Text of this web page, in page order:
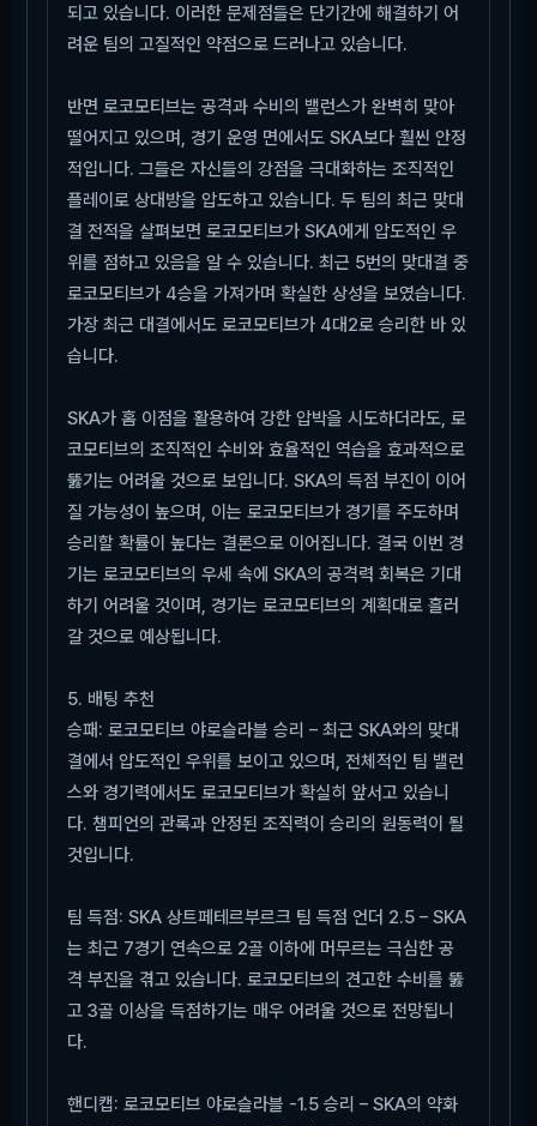
되고 있습니다. 이러한 문제점들은 단기간에 해결하기 어
려운 팀의 고질적인 약점으로 드러나고 있습니다.
반면 로코모티브는 공격과 수비의 밸런스가 완벽히 맞아
떨어지고 있으며, 경기 운영 면에서도 SKA보다 훨씬 안정
적입니다. 그들은 자신들의 강점을 극대화하는 조직적인
플레이로 상대방을 압도하고 있습니다. 두 팀의 최근 맞대
결 전적을 살펴보면 로코모티브가 SKA에게 압도적인 우
위를 점하고 있음을 알 수 있습니다. 최근 5번의 맞대결 중
로코모티브가 4승을 가져가며 확실한 상성을 보였습니다.
가장 최근 대결에서도 로코모티브가 4대2로 승리한 바 있
습니다.
SKA가 홈 이점을 활용하여 강한 압박을 시도하더라도, 로
코모티브의 조직적인 수비와 효율적인 역습을 효과적으로
뚫기는 어려울 것으로 보입니다. SKA의 득점 부진이 이어
질 가능성이 높으며, 이는 로코모티브가 경기를 주도하며
승리할 확률이 높다는 결론으로 이어집니다. 결국 이번 경
기는 로코모티브의 우세 속에 SKA의 공격력 회복은 기대
하기 어려울 것이며, 경기는 로코모티브의 계획대로 흘러
갈 것으로 예상됩니다.
5. 배팅 추천
승패: 로코모티브 야로슬라블 승리 – 최근 SKA와의 맞대
결에서 압도적인 우위를 보이고 있으며, 전체적인 팀 밸런
스와 경기력에서도 로코모티브가 확실히 앞서고 있습니
다. 챔피언의 관록과 안정된 조직력이 승리의 원동력이 될
것입니다.
팀 득점: SKA 상트페테르부르크 팀 득점 언더 2.5 – SKA
는 최근 7경기 연속으로 2골 이하에 머무르는 극심한 공
격 부진을 겪고 있습니다. 로코모티브의 견고한 수비를 뚫
고 3골 이상을 득점하기는 매우 어려울 것으로 전망됩니
다.
핸디캡: 로코모티브 야로슬라블 -1.5 승리 – SKA의 약화